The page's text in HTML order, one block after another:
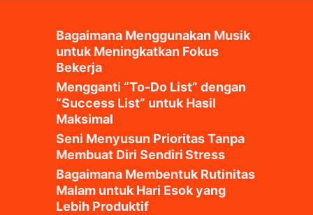
Bagaimana Menggunakan Musik
untuk Meningkatkan Fokus
Bekerja
Mengganti “To-Do List” dengan
“Success List” untuk Hasil
Maksimal
Seni Menyusun Prioritas Tanpa
Membuat Diri Sendiri Stress
Bagaimana Membentuk Rutinitas
Malam untuk Hari Esok yang
Lebih Produktif